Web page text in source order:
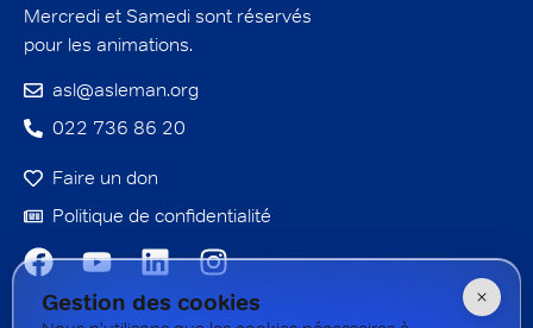
Mercredi et Samedi sont réservés
pour les animations.
asl@asleman.org
022 736 86 20
Faire un don
Politique de confidentialité
Gestion des cookies